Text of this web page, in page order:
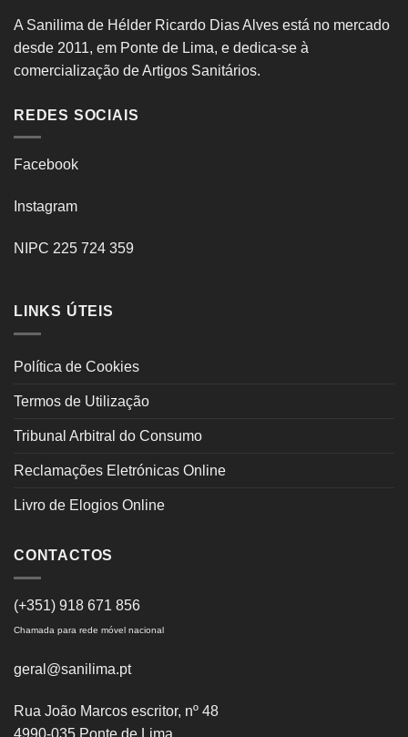
A Sanilima de Hélder Ricardo Dias Alves está no mercado
desde 2011, em Ponte de Lima, e dedica-se à
comercialização de Artigos Sanitários.
REDES SOCIAIS
Facebook
Instagram
NIPC 225 724 359
LINKS ÚTEIS
Política de Cookies
Termos de Utilização
Tribunal Arbitral do Consumo
Reclamações Eletrónicas Online
Livro de Elogios Online
CONTACTOS
(+351) 918 671 856
Chamada para rede móvel nacional
geral@sanilima.pt
Rua João Marcos escritor, nº 48